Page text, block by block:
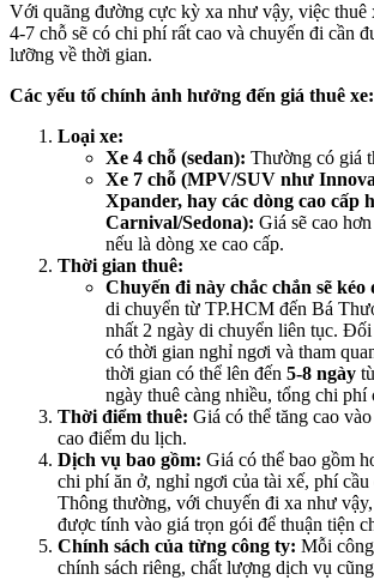
Với quãng đường cực kỳ xa như vậy, việc thuê
4-7 chỗ sẽ có chi phí rất cao và chuyến đi cần
lưỡng về thời gian.
Các yếu tố chính ảnh hưởng đến giá thuê xe:
Loại xe:
Xe 4 chỗ (sedan): Thường có giá
Xe 7 chỗ (MPV/SUV như
Xpander, hay các dòng cao cấp
Carnival/Sedona): Giá sẽ cao
nếu là dòng xe cao cấp.
Thời gian thuê:
Chuyến đi này chắc chắn sẽ kéo
di chuyển từ TP.HCM đến Bá
nhất 2 ngày di chuyển liên tục.
có thời gian nghỉ ngơi và tham
thời gian có thể lên đến 5-8 ngày
ngày thuê càng nhiều, tổng chi phí
Thời điểm thuê: Giá có thể tăng cao
cao điểm du lịch.
Dịch vụ bao gồm: Giá có thể bao gồm
chi phí ăn ở, nghỉ ngơi của tài xế, phí
Thông thường, với chuyến đi xa như
được tính vào giá trọn gói để thuận tiện
Chính sách của từng công ty: Mỗi
chính sách riêng, chất lượng dịch vụ